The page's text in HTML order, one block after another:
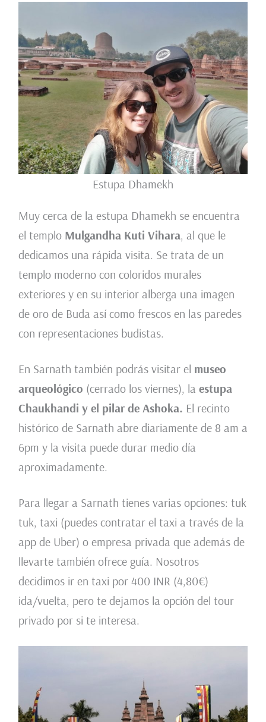
Estupa Dhamekh
Muy cerca de la estupa Dhamekh se encuentra
el templo Mulgandha Kuti Vihara, al que le
dedicamos una rápida visita. Se trata de un
templo moderno con coloridos murales
exteriores y en su interior alberga una imagen
de oro de Buda así como frescos en las paredes
con representaciones budistas.
En Sarnath también podrás visitar el museo
arqueológico (cerrado los viernes), la estupa
Chaukhandi y el pilar de Ashoka. El recinto
histórico de Sarnath abre diariamente de 8 am a
6pm y la visita puede durar medio día
aproximadamente.
Para llegar a Sarnath tienes varias opciones: tuk
tuk, taxi (puedes contratar el taxi a través de la
app de Uber) o empresa privada que además de
llevarte también ofrece guía. Nosotros
decidimos ir en taxi por 400 INR (4,80€)
ida/vuelta, pero te dejamos la opción del tour
privado por si te interesa.